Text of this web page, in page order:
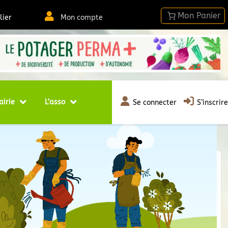
Mon compte
L’asso Se connecter S’inscrire